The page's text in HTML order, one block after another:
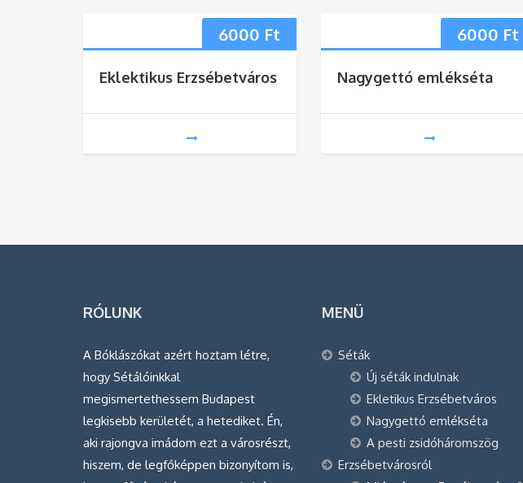
6000 Ft
Eklektikus Erzsébetváros
6000 Ft
Nagygettó emlékséta
RÓLUNK
A Bóklászókat azért hoztam létre,
hogy Sétálóinkkal
megismertethessem Budapest
legkisebb kerületét, a hetediket. Én,
aki rajongva imádom ezt a városrészt,
hiszem, de legfőképpen bizonyítom is,
MENÜ
Séták
Új séták indulnak
Ekletikus Erzsébetváros
Nagygettó emlékséta
A pesti zsidóháromszög
Erzsébetvárosról